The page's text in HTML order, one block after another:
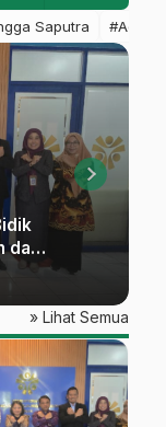
Saputra #Admin
dan
» Lihat Semua